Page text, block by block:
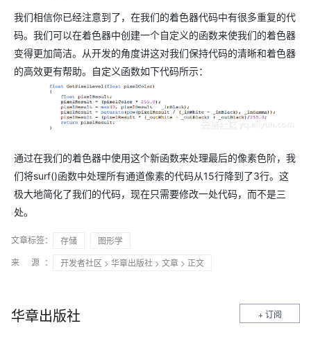
我们相信你已经注意到了，在我们的着色器代码中有很多重复的代
码。我们可以在着色器中创建一个自定义的函数来使我们的着色器
变得更加简洁。从开发的角度讲这对我们保持代码的清晰和着色器
的高效更有帮助。自定义函数如下代码所示：
通过在我们的着色器中使用这个新函数来处理最后的像素色阶，我
们将surf()函数中处理所有通道像素的代码从15行降到了3行。这
极大地简化了我们的代码，现在只需要修改一处代码，而不是三
处。
文章标签： 存储
图形学
来 源：
开发者社区 > 华章出版社 > 文章 > 正文
华章出版社 + 订阅